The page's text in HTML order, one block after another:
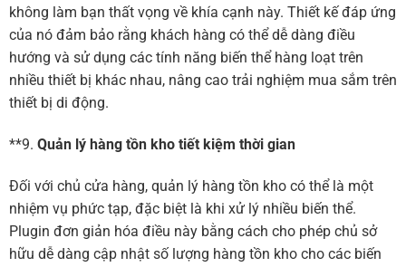
không làm bạn thất vọng về khía cạnh này. Thiết kế đáp ứng
của nó đảm bảo rằng khách hàng có thể dễ dàng điều
hướng và sử dụng các tính năng biến thể hàng loạt trên
nhiều thiết bị khác nhau, nâng cao trải nghiệm mua sắm trên
thiết bị di động.
**9. Quản lý hàng tồn kho tiết kiệm thời gian
Đối với chủ cửa hàng, quản lý hàng tồn kho có thể là một
nhiệm vụ phức tạp, đặc biệt là khi xử lý nhiều biến thể.
Plugin đơn giản hóa điều này bằng cách cho phép chủ sở
hữu dễ dàng cập nhật số lượng hàng tồn kho cho các biến